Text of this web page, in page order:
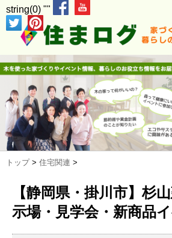
string(0) ""
トップ > 住宅関連 >
【静岡県・掛川市】杉
示場・見学会・新商品